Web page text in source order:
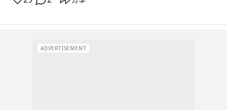
ADVERTISEMENT